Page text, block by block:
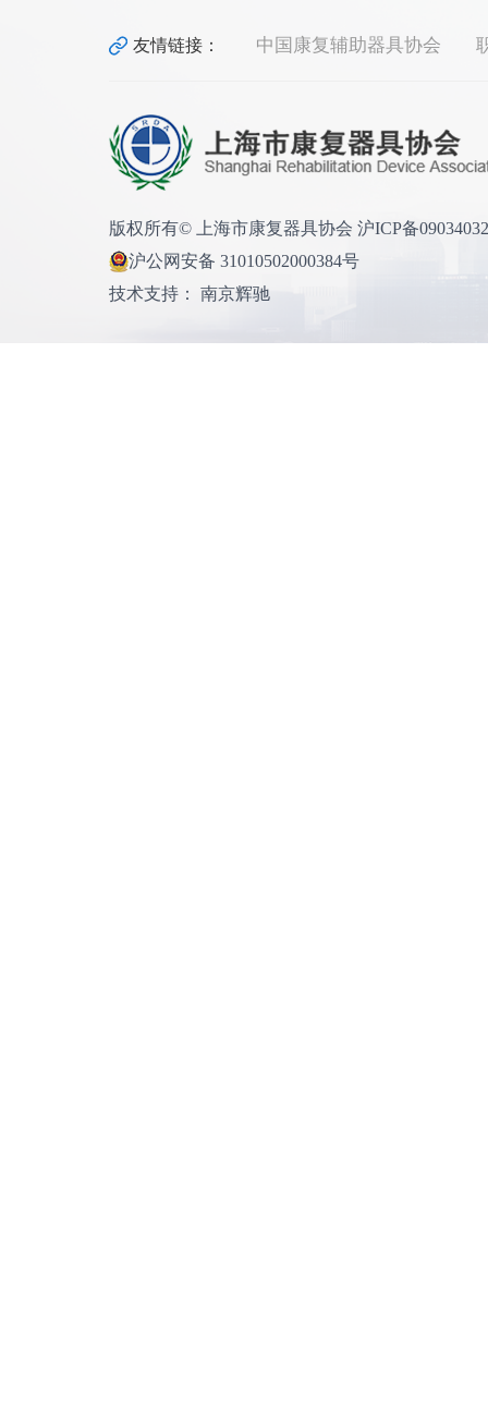
友情链接： 中国康复辅助器具协会
版权所有© 上海市康复器具协会 沪ICP备
沪公网安备 31010502000384号
技术支持： 南京辉驰